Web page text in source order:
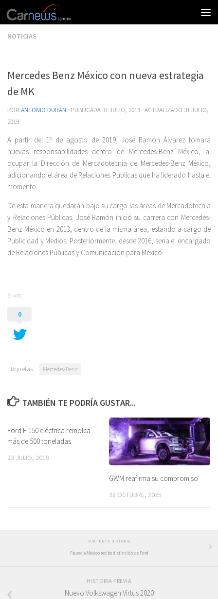
NOTICIAS
Mercedes Benz México con nueva estrategia
de MK
POR ANTONIO DURÁN · PUBLICADA 31 JULIO, 2019 · ACTUALIZADO 31 JULIO,
2019
A partir del 1º de agosto de 2019, José Ramón Álvarez tomará
nuevas responsabilidades dentro de Mercedes-Benz México, al
ocupar la Dirección de Mercadotecnia de Mercedes-Benz México,
adicionando el área de Relaciones Publicas que ha liderado hasta el
momento.
De esta manera quedarán bajo su cargo las áreas de Mercadotecnia
y Relaciones Públicas. José Ramón inició su carrera con Mercedes-
Benz México en 2013, dentro de la misma área, estando a cargo de
Publicidad y Medios. Posteriormente, desde 2016, sería el encargado
de Relaciones Públicas y Comunicación para México.
SHARE
0
Etiquetas: Mercedes-Benz
TAMBIÉN TE PODRÍA GUSTAR...
Ford F-150 eléctrica remolca
más de 500 toneladas
23 JULIO, 2019
GWM reafirma su compromiso
28 OCTUBRE, 2025
SIGUIENTE HISTORIA
Faurecia México recibe distinción de Ford
HISTORIA PREVIA
Nuevo Volkswagen Virtus 2020